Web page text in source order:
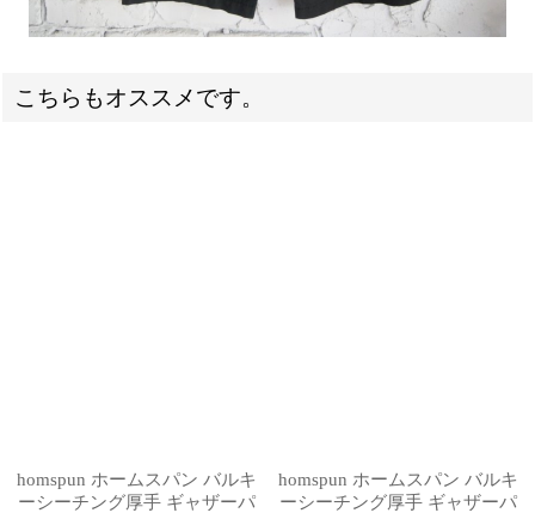
こちらもオススメです。
homspun ホームスパン バルキ
ーシーチング厚手 ギャザーパ
homspun ホームスパン バルキ
ーシーチング厚手 ギャザーパ